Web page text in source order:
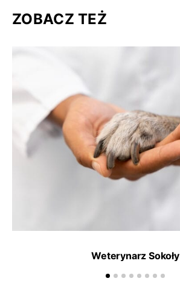
ZOBACZ TEŻ
Weterynarz Sokoły